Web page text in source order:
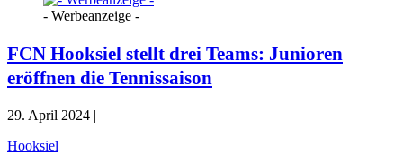
- Werbeanzeige -
FCN Hooksiel stellt drei Teams: Junioren
eröffnen die Tennissaison
29. April 2024 |
Hooksiel